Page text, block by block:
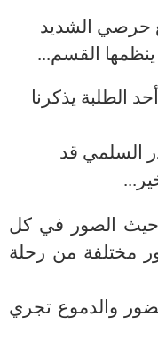
حرصي الشديد
القسم...
الطلبة يذكرنا
السلمي قد
حيث الصور في كل
مختلفة من رحلة
والدموع تجري